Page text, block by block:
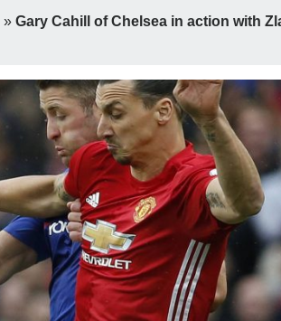
» Gary Cahill of Chelsea in action with